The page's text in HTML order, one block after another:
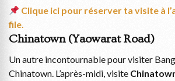
Clique ici pour réserver ta visite à
file.
Chinatown (Yaowarat Road)
Un autre incontournable pour visiter
Chinatown. L’après-midi, visite